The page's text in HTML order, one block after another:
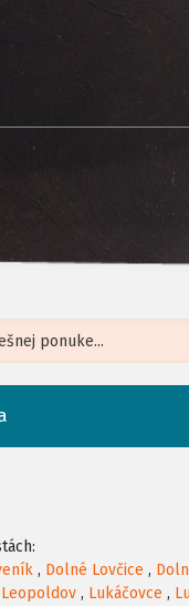
, Dolné Lovčice ,
Leopoldov , Lukáčovce ,